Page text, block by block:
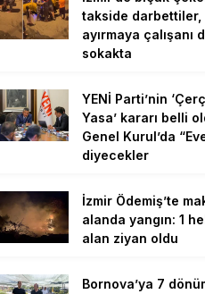
takside darbettiler,
ayırmaya çalışanı
sokakta
YENİ Parti’nin
Yasa’ kararı belli
Genel Kurul’da
diyecekler
İzmir Ödemiş’te
alanda yangın: 1
alan ziyan oldu
Bornova’ya 7